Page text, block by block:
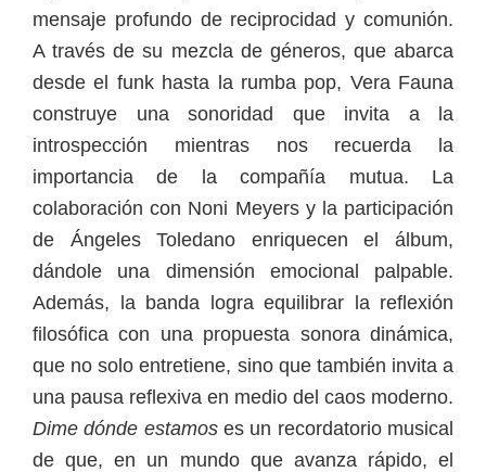
mensaje profundo de reciprocidad y comunión.
A través de su mezcla de géneros, que abarca
desde el funk hasta la rumba pop, Vera Fauna
construye una sonoridad que invita a la
introspección mientras nos recuerda la
importancia de la compañía mutua. La
colaboración con Noni Meyers y la participación
de Ángeles Toledano enriquecen el álbum,
dándole una dimensión emocional palpable.
Además, la banda logra equilibrar la reflexión
filosófica con una propuesta sonora dinámica,
que no solo entretiene, sino que también invita a
una pausa reflexiva en medio del caos moderno.
Dime dónde estamoses un recordatorio musical
de que, en un mundo que avanza rápido, el